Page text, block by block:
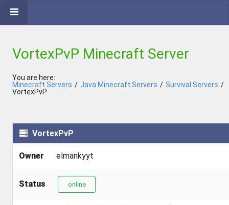
VortexPvP Minecraft Server
You are here:
Minecraft Servers / Java Minecraft Servers / Survival Servers /
VortexPvP
VortexPvP
Owner elmankyyt
Status online